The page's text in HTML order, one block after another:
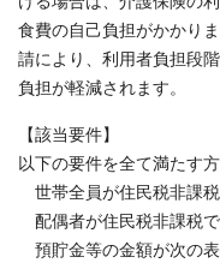
食費の自己負担がかかり
請により、利用者負担段
負担が軽減されます。
【該当要件】
以下の要件を全て満たす方
世帯全員が住民税非課税
配偶者が住民税非課税で
預貯金等の金額が次の